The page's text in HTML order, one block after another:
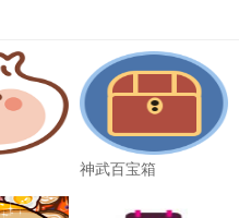
神武百宝箱